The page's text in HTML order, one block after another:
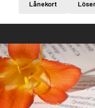
Lånekort